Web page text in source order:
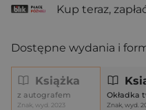
Kup teraz,
Dostępne wydania i
Książka
z autografem
Znak, wyd. 2023
Okładka
Znak, wyd.